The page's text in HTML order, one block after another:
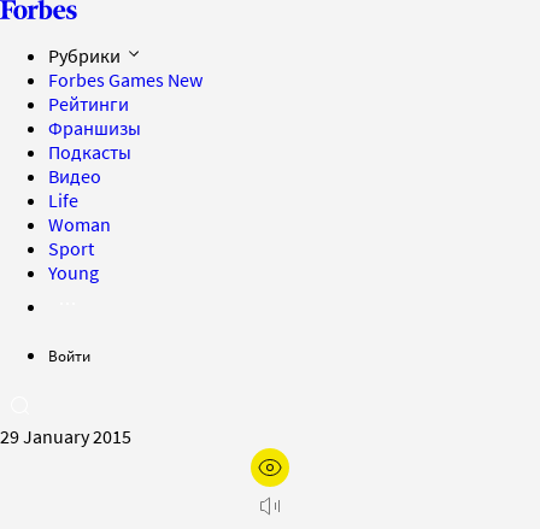
Рубрики
Forbes Games New
Рейтинги
Франшизы
Подкасты
Видео
Life
Woman
Sport
Young
Войти
29 January 2015